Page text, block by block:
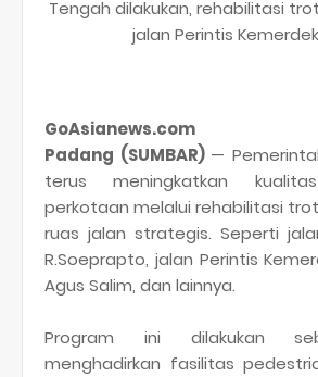
Tengah dilakukan, rehabilitasi
jalan Perintis
GoAsianews.com
Padang (SUMBAR) —
terus meningkatkan
perkotaan melalui rehabilitasi
ruas jalan strategis. Seperti
R.Soeprapto, jalan Perintis
Agus Salim, dan lainnya.
Program ini dilakukan
menghadirkan fasilitas